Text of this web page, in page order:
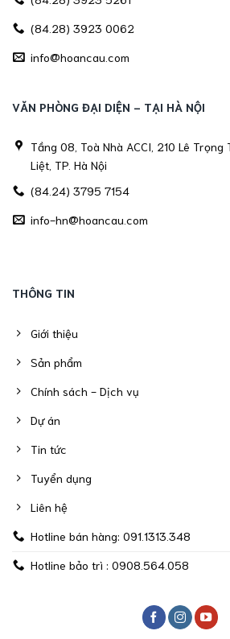
(84.28) 3923 0062
info@hoancau.com
VĂN PHÒNG ĐẠI DIỆN - TẠI HÀ NỘI
Tầng 08, Toà Nhà ACCI, 210 Lê
Liệt, TP. Hà Nội
(84.24) 3795 7154
info-hn@hoancau.com
THÔNG TIN
Giới thiệu
Sản phẩm
Chính sách - Dịch vụ
Dự án
Tin tức
Tuyển dụng
Liên hệ
Hotline bán hàng: 091.1313.348
Hotline bảo trì : 0908.564.058